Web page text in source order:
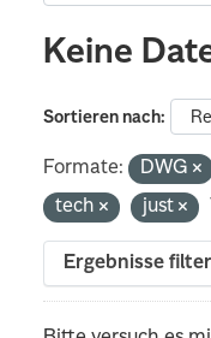
Keine
Sortieren nach
Formate: DWG
tech
just
Ergebnisse